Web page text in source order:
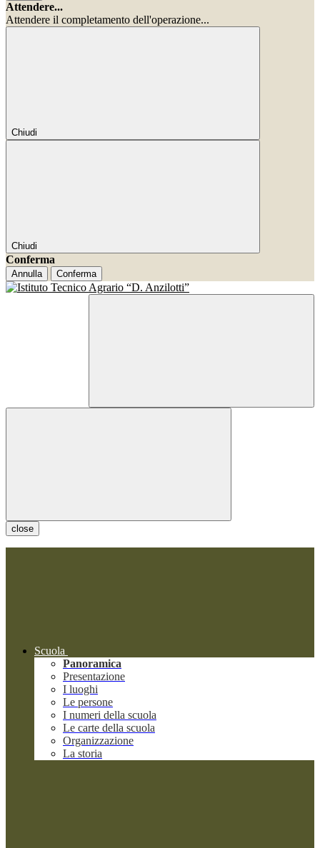
Attendere...
Attendere il completamento dell'operazione...
Chiudi
Chiudi
Conferma
Annulla Conferma
close
Scuola
Panoramica
Presentazione
I luoghi
Le persone
I numeri della scuola
Le carte della scuola
Organizzazione
La storia